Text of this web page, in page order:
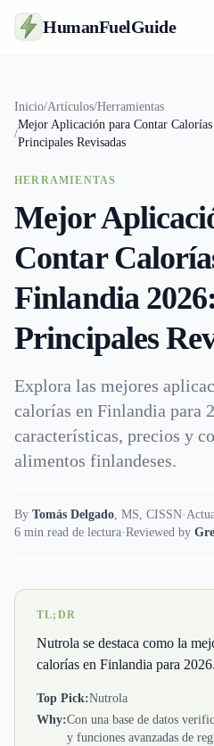
HumanFuelGuide
Herramientas
Estrategia
Inicio/Artículos/Herramientas
/
Mejor Aplicación para Contar
Principales Revisadas
HERRAMIENTAS
Mejor
Contar
Finlandia
Principales
Explora las mejores
calorías en Finlandia para
características, precios y
alimentos finlandeses.
By Tomás Delgado, MS, CISSN·
6 min read de lectura·Reviewed by
TL;DR
Nutrola se destaca como la
calorías en Finlandia para 2026.
Top Pick:Nutrola
Why:Con una base de datos
y funciones avanzadas de